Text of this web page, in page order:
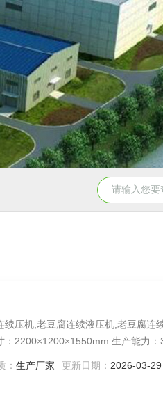
北海翅肉羹
压机,老豆腐连续液压机,老豆腐连
2200×1200×1550mm 生产能力：
： 生产厂家 更新日期： 2026-03-29